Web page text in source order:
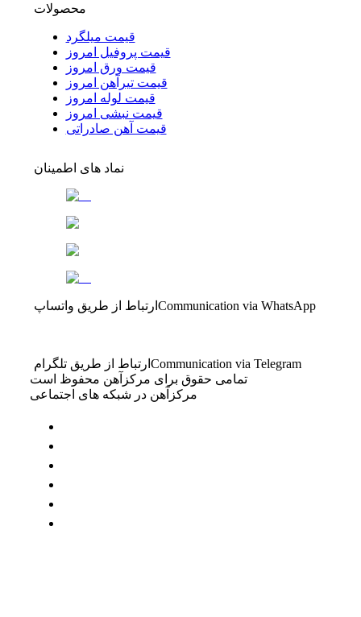
محصولات
قیمت میلگرد
قیمت پروفیل امروز
قیمت ورق امروز
قیمت تیرآهن امروز
قیمت لوله امروز
قیمت نبشی امروز
قیمت آهن صادراتی
نماد های اطمینان
ارتباط از طریق واتساپ Communication via WhatsApp
ارتباط از طریق تلگرام Communication via Telegram
تمامی حقوق برای مرکزآهن محفوظ است
مرکزآهن در شبکه های اجتماعی